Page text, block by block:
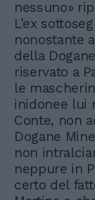
nessuno»
L’ex
nonostante
della
riservato a
le
inidonee lui
Conte, non
Dogane
non
neppure in
certo del